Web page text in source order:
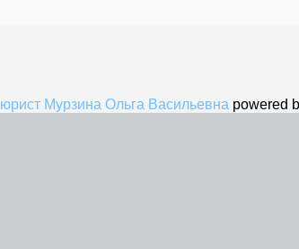
юрист Мурзина Ольга Васильевна powered